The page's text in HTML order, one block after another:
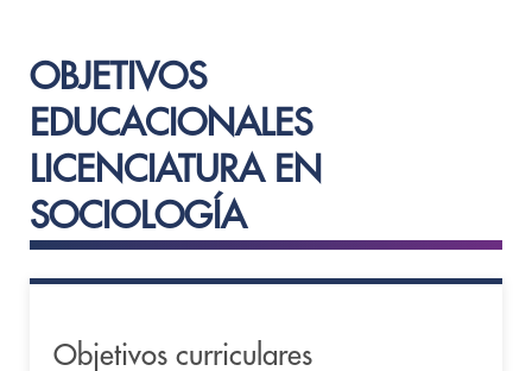
OBJETIVOS
EDUCACIONALES
LICENCIATURA EN
SOCIOLOGÍA
Objetivos curriculares